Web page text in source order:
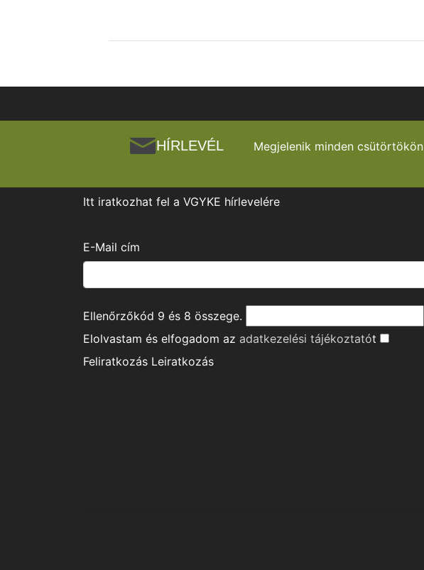
HÍRLEVÉL Megjelenik minden csütörtökön
Itt iratkozhat fel a VGYKE hírlevelére
E-Mail cím
Ellenőrzőkód 9 és 8 összege.
Elolvastam és elfogadom az adatkezelési tájékoztatót
Feliratkozás Leiratkozás